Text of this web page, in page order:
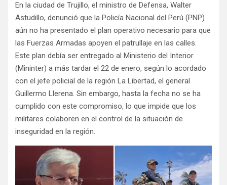
En la ciudad de Trujillo, el ministro de Defensa, Walter
Astudillo, denunció que la Policía Nacional del Perú (PNP)
aún no ha presentado el plan operativo necesario para que
las Fuerzas Armadas apoyen el patrullaje en las calles.
Este plan debía ser entregado al Ministerio del Interior
(Mininter) a más tardar el 22 de enero, según lo acordado
con el jefe policial de la región La Libertad, el general
Guillermo Llerena. Sin embargo, hasta la fecha no se ha
cumplido con este compromiso, lo que impide que los
militares colaboren en el control de la situación de
inseguridad en la región.